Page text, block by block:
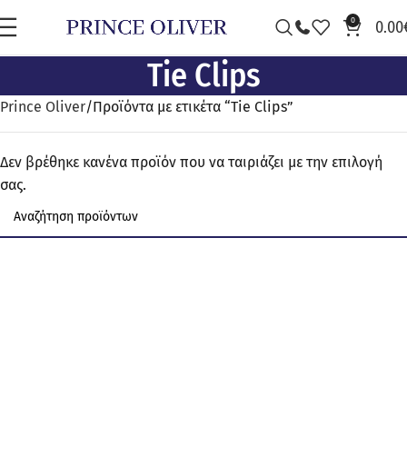
0 0.00
Tie Clips
Prince Oliver Προϊόντα με ετικέτα “Tie Clips”
Δεν βρέθηκε κανένα προϊόν που να ταιριάζει με την επιλογή
σας.